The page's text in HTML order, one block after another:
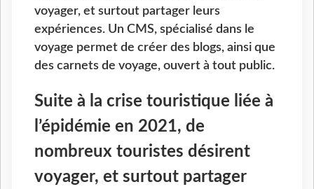
voyager, et surtout partager leurs
expériences. Un CMS, spécialisé dans le
voyage permet de créer des blogs, ainsi que
des carnets de voyage, ouvert à tout public.
Suite à la crise touristique liée à
l’épidémie en 2021, de
nombreux touristes désirent
voyager, et surtout partager